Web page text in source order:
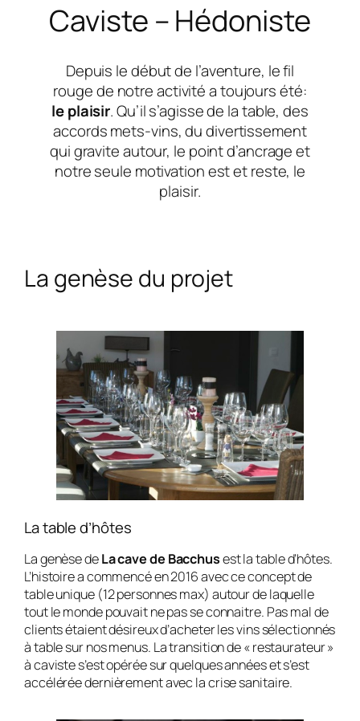
Caviste – Hédoniste
Depuis le début de l’aventure, le fil
rouge de notre activité a toujours été:
le plaisir. Qu’il s’agisse de la table, des
accords mets-vins, du divertissement
qui gravite autour, le point d’ancrage et
notre seule motivation est et reste, le
plaisir.
La genèse du projet
La table d’hôtes
La genèse deLa cave de Bacchusest la table d’hôtes.
L’histoire a commencé en 2016 avec ce concept de
table unique (12 personnes max) autour de laquelle
tout le monde pouvait ne pas se connaitre. Pas mal de
clients étaient désireux d’acheter les vins sélectionnés
à table sur nos menus. La transition de « restaurateur »
à caviste s’est opérée sur quelques années et s’est
accélérée dernièrement avec la crise sanitaire.